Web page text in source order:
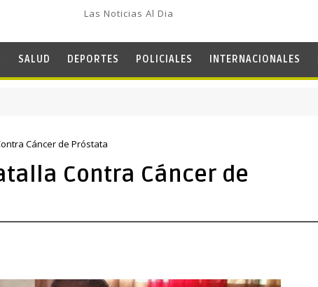
Las Noticias Al Dia
SALUD DEPORTES POLICIALES INTERNACIONALES
Cáncer de Próstata
Contra Cáncer de